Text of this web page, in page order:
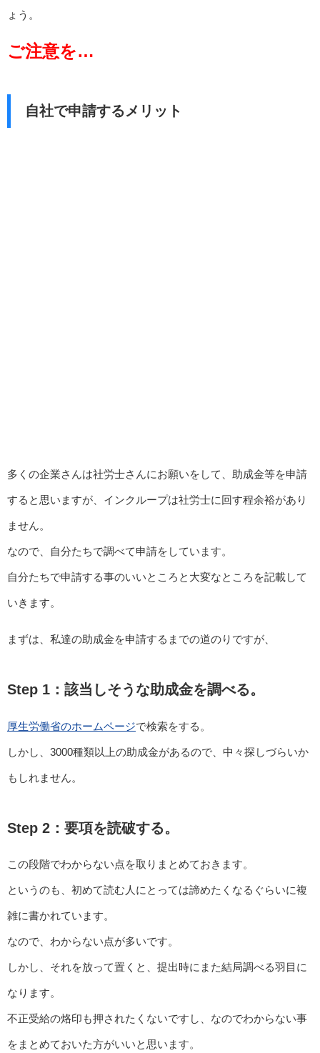
ょう。
ご注意を…
自社で申請するメリット
多くの企業さんは社労士さんにお願いをして、助成金等を申請
すると思いますが、インクループは社労士に回す程余裕があり
ません。
なので、自分たちで調べて申請をしています。
自分たちで申請する事のいいところと大変なところを記載して
いきます。
まずは、私達の助成金を申請するまでの道のりですが、
Step 1：該当しそうな助成金を調べる。
厚生労働省のホームページで検索をする。
しかし、3000種類以上の助成金があるので、中々探しづらいか
もしれません。
Step 2：要項を読破する。
この段階でわからない点を取りまとめておきます。
というのも、初めて読む人にとっては諦めたくなるぐらいに複
雑に書かれています。
なので、わからない点が多いです。
しかし、それを放って置くと、提出時にまた結局調べる羽目に
なります。
不正受給の烙印も押されたくないですし、なのでわからない事
をまとめておいた方がいいと思います。